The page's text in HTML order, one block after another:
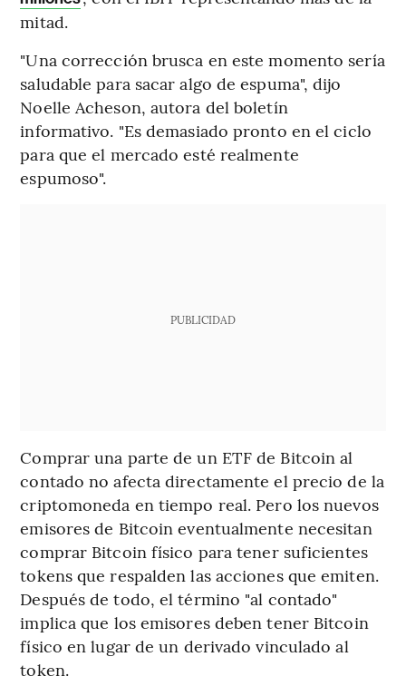
mitad.
"Una corrección brusca en este momento sería
saludable para sacar algo de espuma", dijo
Noelle Acheson, autora del boletín
informativo. "Es demasiado pronto en el ciclo
para que el mercado esté realmente
espumoso".
PUBLICIDAD
Comprar una parte de un ETF de Bitcoin al
contado no afecta directamente el precio de la
criptomoneda en tiempo real. Pero los nuevos
emisores de Bitcoin eventualmente necesitan
comprar Bitcoin físico para tener suficientes
tokens que respalden las acciones que emiten.
Después de todo, el término "al contado"
implica que los emisores deben tener Bitcoin
físico en lugar de un derivado vinculado al
token.